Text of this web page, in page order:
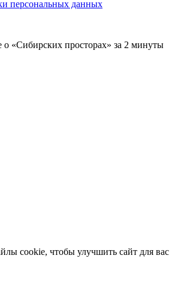
персональных данных
о «Сибирских просторах» за 2 минуты
cookie, чтобы улучшить сайт для вас